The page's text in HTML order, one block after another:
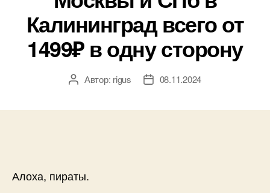
Калининград всего от
1499₽ в одну сторону
АвторАвтор: rigus
Дата08.11.2024
Алоха, пираты.